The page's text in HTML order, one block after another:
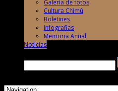
Galería de fotos
Cultura Chimú
Boletines
Infografias
Memoria Anual
Noticias